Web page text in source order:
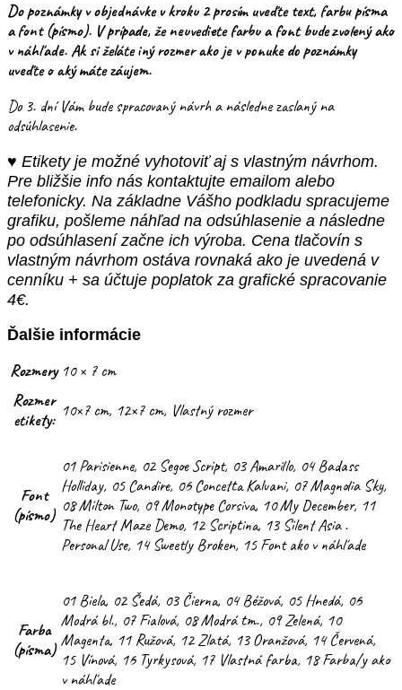
Do poznámky v objednávke v kroku 2 prosím uveďte text, farbu písma
a font (písmo). V prípade, že neuvediete farbu a font bude zvolený ako
v náhľade. Ak si želáte iný rozmer ako je v ponuke do poznámky
uveďte o aký máte záujem.
Do 3. dní Vám bude spracovaný návrh a následne zaslaný na
odsúhlasenie.
♥ Etikety je možné vyhotoviť aj s vlastným návrhom.
Pre bližšie info nás kontaktujte emailom alebo
telefonicky. Na základne Vášho podkladu spracujeme
grafiku, pošleme náhľad na odsúhlasenie a následne
po odsúhlasení začne ich výroba. Cena tlačovín s
vlastným návrhom ostáva rovnaká ako je uvedená v
cenníku + sa účtuje poplatok za grafické spracovanie
4€.
Ďalšie informácie
Rozmery 10 × 7 cm
Rozmer
etikety: 10×7 cm, 12×7 cm, Vlastný rozmer
Font
(písmo)
01 Parisienne, 02 Segoe Script, 03 Amarillo, 04 Badass
Holliday, 05 Candire, 06 Concetta Kalvani, 07 Magnolia Sky,
08 Milton Two, 09 Monotype Corsiva, 10 My December, 11
The Heart Maze Demo, 12 Scriptina, 13 Silent Asia .
Personal Use, 14 Sweetly Broken, 15 Font ako v náhľade
Farba
(písma)
01 Biela, 02 Šedá, 03 Čierna, 04 Béžová, 05 Hnedá, 06
Modrá bl., 07 Fialová, 08 Modrá tm., 09 Zelená, 10
Magenta, 11 Ružová, 12 Zlatá, 13 Oranžová, 14 Červená,
15 Vínová, 16 Tyrkysová, 17 Vlastná farba, 18 Farba/y ako
v náhľade